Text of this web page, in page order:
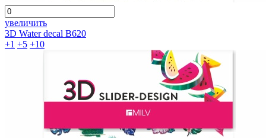
увеличить
3D Water decal B620
+1 +5 +10